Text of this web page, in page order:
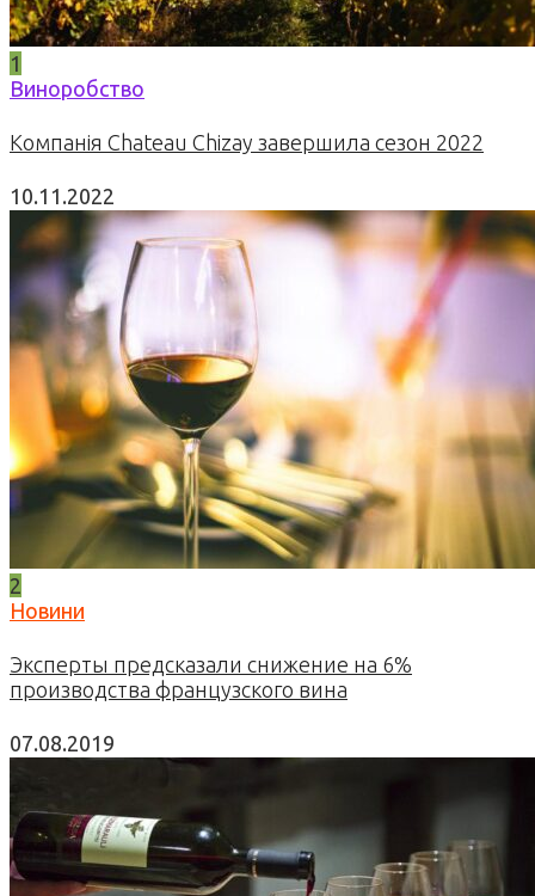
1
Виноробство
Компанія Chateau Chizay завершила сезон 2022
10.11.2022
2
Новини
Эксперты предсказали снижение на 6%
производства французского вина
07.08.2019